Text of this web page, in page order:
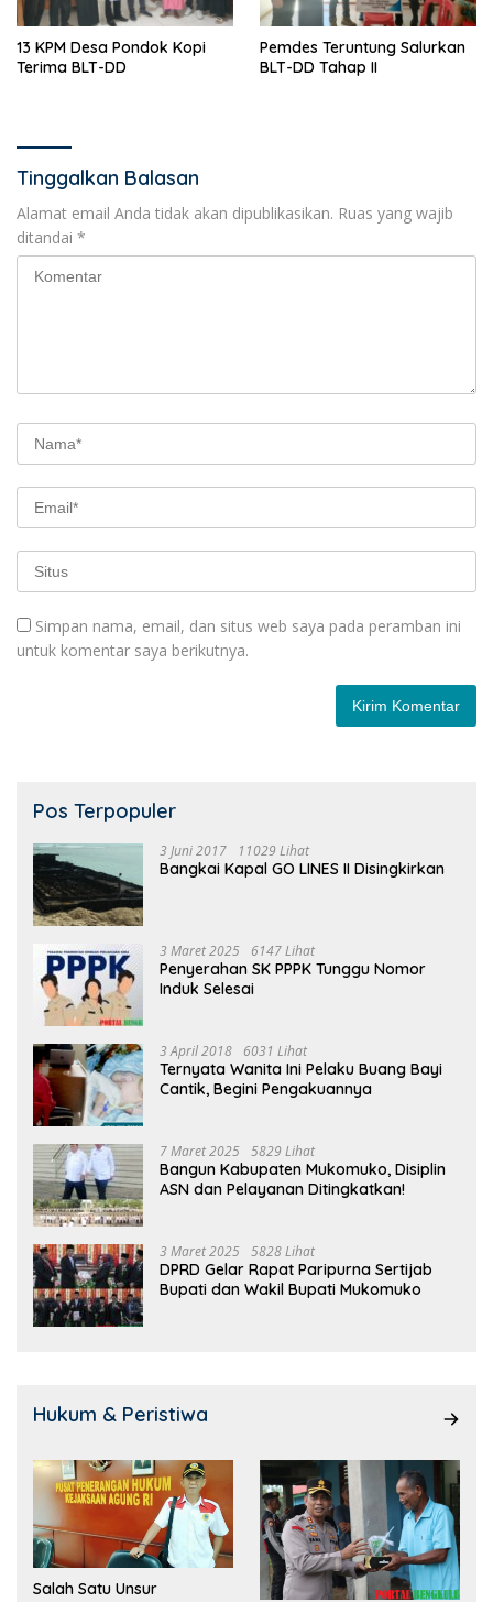
13 KPM Desa Pondok Kopi
Terima BLT-DD
Pemdes Teruntung Salurkan
BLT-DD Tahap II
Tinggalkan Balasan
Alamat email Anda tidak akan dipublikasikan. Ruas yang wajib
ditandai *
Simpan nama, email, dan situs web saya pada peramban ini
untuk komentar saya berikutnya.
Pos Terpopuler
3 Juni 2017 11029 Lihat
Bangkai Kapal GO LINES II Disingkirkan
3 Maret 2025 6147 Lihat
Penyerahan SK PPPK Tunggu Nomor
Induk Selesai
3 April 2018 6031 Lihat
Ternyata Wanita Ini Pelaku Buang Bayi
Cantik, Begini Pengakuannya
7 Maret 2025 5829 Lihat
Bangun Kabupaten Mukomuko, Disiplin
ASN dan Pelayanan Ditingkatkan!
3 Maret 2025 5828 Lihat
DPRD Gelar Rapat Paripurna Sertijab
Bupati dan Wakil Bupati Mukomuko
Hukum & Peristiwa
Salah Satu Unsur